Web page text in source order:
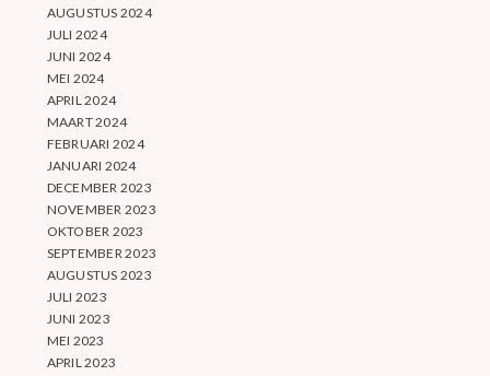
AUGUSTUS 2024
JULI 2024
JUNI 2024
MEI 2024
APRIL 2024
MAART 2024
FEBRUARI 2024
JANUARI 2024
DECEMBER 2023
NOVEMBER 2023
OKTOBER 2023
SEPTEMBER 2023
AUGUSTUS 2023
JULI 2023
JUNI 2023
MEI 2023
APRIL 2023